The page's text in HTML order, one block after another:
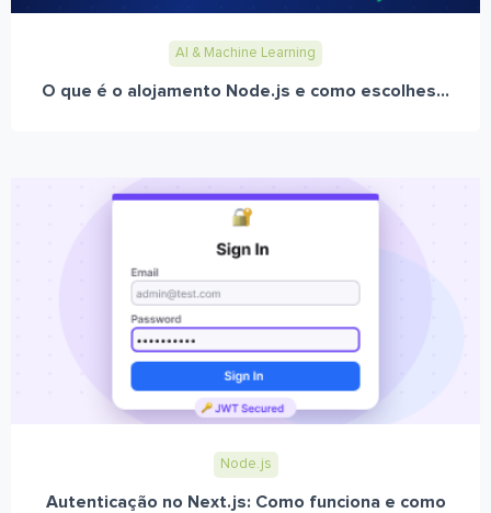
AI & Machine Learning
O que é o alojamento Node.js e como escolhes...
Node.js
Autenticação no Next.js: Como funciona e como